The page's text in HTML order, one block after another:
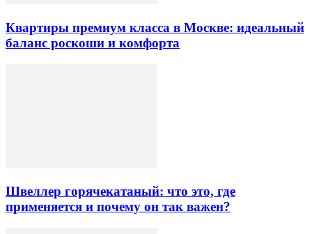
Квартиры премиум класса в Москве: идеальный
баланс роскоши и комфорта
Швеллер горячекатаный: что это, где
применяется и почему он так важен?